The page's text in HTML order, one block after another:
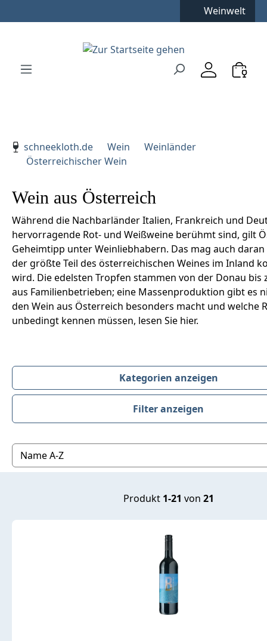
Zur Hauptnavigation springen
Weinwelt
schneekloth.de
Wein
Weinländer
Österreichischer Wein
Wein aus Österreich
Während die Nachbarländer Italien, Frankreich und
hervorragende Rot- und Weißweine berühmt sind, gilt
Geheimtipp unter Weinliebhabern. Das mag auch daran
der größte Teil des österreichischen Weines im Inland
wird. Die edelsten Tropfen stammen von der Donau bis
aus Familienbetrieben; eine Massenproduktion gibt es
den Wein aus Österreich besonders macht und welche
unbedingt kennen müssen, lesen Sie hier.
Kategorien anzeigen
Filter anzeigen
Produktübersicht
Produkt 1-21 von 21